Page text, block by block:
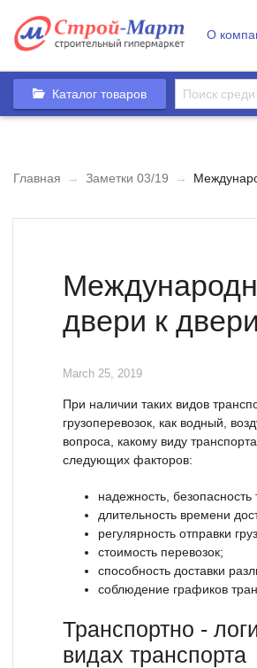
О
Каталог товаров
Главная → Заметки 03/19 →
двери к
March 25, 2019
При наличии таких видов
грузоперевозок, как водный,
вопроса, какому виду
следующих факторов:
надежность,
длительность времени
регулярность отправки
стоимость перевозок;
способность доставки
соблюдение графиков
Транспортно -
видах транспорта